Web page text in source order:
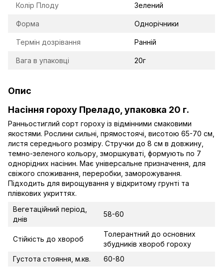
Колір Плоду Зелений
Форма Однорічники
Термін дозрівання Ранній
Вага в упаковці 20г
Опис
Насіння гороху Преладо, упаковка 20 г.
Ранньостиглий сорт гороху із відмінними смаковими
якостями. Рослини сильні, прямостоячі, висотою 65-70 см,
листя середнього розміру. Стручки до 8 см в довжину,
темно-зеленого кольору, зморшкуваті, формують по 7
однорідних насінин. Має універсальне призначення, для
свіжого споживання, переробки, заморожування.
Підходить для вирощування у відкритому грунті та
плівкових укриттях.
Вегетаційний період,
днів
58-60
Стійкість до хвороб
Толерантний до основних
збудників хвороб гороху
Густота стояння, м.кв.
60-80